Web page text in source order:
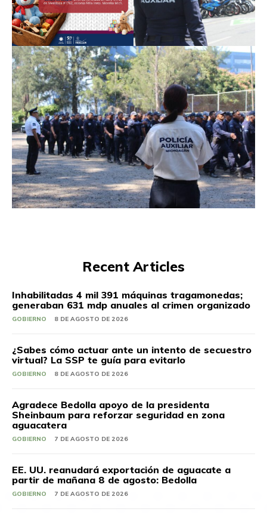
Recent Articles
Inhabilitadas 4 mil 391 máquinas tragamonedas;
generaban 631 mdp anuales al crimen organizado
GOBIERNO 8 DE AGOSTO DE 2026
¿Sabes cómo actuar ante un intento de secuestro
virtual? La SSP te guía para evitarlo
GOBIERNO 8 DE AGOSTO DE 2026
Agradece Bedolla apoyo de la presidenta
Sheinbaum para reforzar seguridad en zona
aguacatera
GOBIERNO 7 DE AGOSTO DE 2026
EE. UU. reanudará exportación de aguacate a
partir de mañana 8 de agosto: Bedolla
GOBIERNO 7 DE AGOSTO DE 2026